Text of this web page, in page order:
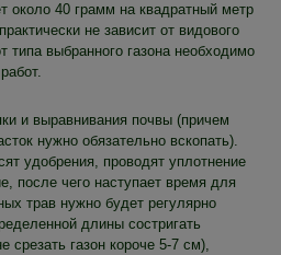
около 40 грамм на квадратный метр
не зависит от видового
типа выбранного газона необходимо
и выравнивания почвы (причем
нужно обязательно вскопать).
удобрения, проводят уплотнение
после чего наступает время для
трав нужно будет регулярно
длины состригать
срезать газон короче 5-7 см),